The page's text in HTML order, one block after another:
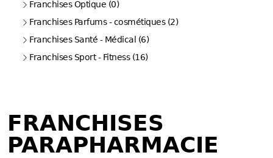
Franchises Optique (0)
Franchises Parfums - cosmétiques (2)
Franchises Santé - Médical (6)
Franchises Sport - Fitness (16)
FRANCHISES
PARAPHARMACIE